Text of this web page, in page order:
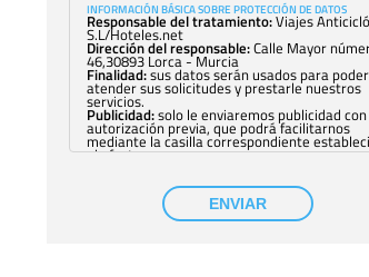
INFORMACIÓN BÁSICA SOBRE PROTECCIÓN DE DATOS
Responsable del tratamiento:Viajes
S.L/Hoteles.net
Dirección del responsable:Calle Mayor
46,30893 Lorca - Murcia
Finalidad:sus datos serán usados para poder
atender sus solicitudes y prestarle nuestros
servicios.
Publicidad:solo le enviaremos publicidad con
autorización previa, que podrá facilitarnos
mediante la casilla correspondiente
al efecto.
con su consentimiento previo, que podrá
facilitarnos mediante la casilla
establecida al efecto.
Destinatarios:con carácter general, sólo el
ENVIAR